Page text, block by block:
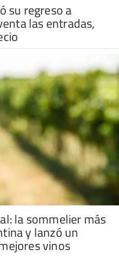
su regreso a
las entradas,
la sommelier más
y lanzó un
vinos